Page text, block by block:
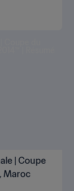
| Coupe
Maroc